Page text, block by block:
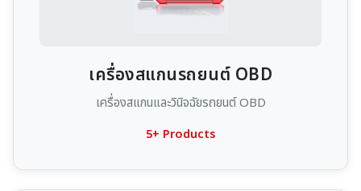
เครื่องสแกนรถยนต์ OBD
เครื่องสแกนและวินิจฉัยรถยนต์ OBD
5+ Products